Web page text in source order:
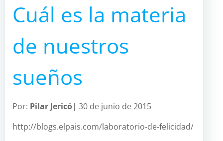
Cuál es la materia
de nuestros
sueños
Por: Pilar Jericó| 30 de junio de2015
http://blogs.elpais.com/laboratorio-de-felicidad/